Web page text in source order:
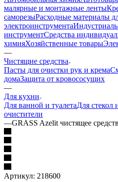
малярные и монтажные ленты
саморезыРасходные материалы
электроинструмента
инструментСредства
химияХозяйственные товары
—
Чистящие средства
Пасты для очистки рук и крема
домаЗащита от кровососущих
—
Для кухни
Для ванной и туалетаДля стекол
очистители
—GRASS Azelit чистящее
Артикул: 218600